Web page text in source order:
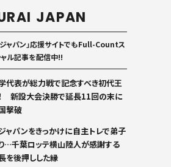
JAPAN
ャパン」応援サイトでもFull-Countス
ル記事を配信中!!
代表が総力戦で記念すべき初代王
新設大会決勝で延長11回の末に
撃破
ャパンをきっかけに自主トレで弟子
…千葉ロッテ横山陸人が感謝する
を後押しした縁